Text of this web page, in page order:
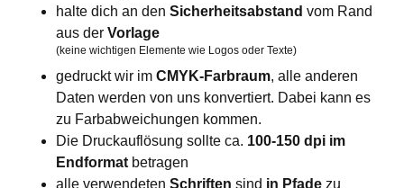
halte dich an den Sicherheitsabstand vom Rand
aus der Vorlage
(keine wichtigen Elemente wie Logos oder Texte)
gedruckt wir im CMYK-Farbraum, alle anderen
Daten werden von uns konvertiert. Dabei kann es
zu Farbabweichungen kommen.
Die Druckauflösung sollte ca. 100-150 dpi im
Endformat betragen
alle verwendeten Schriften sind in Pfade zu